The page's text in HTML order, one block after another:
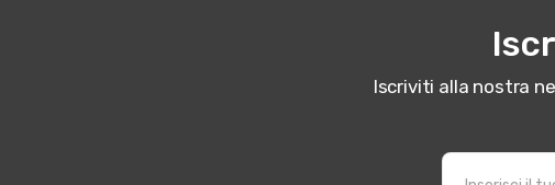
Iscriviti alla nostra